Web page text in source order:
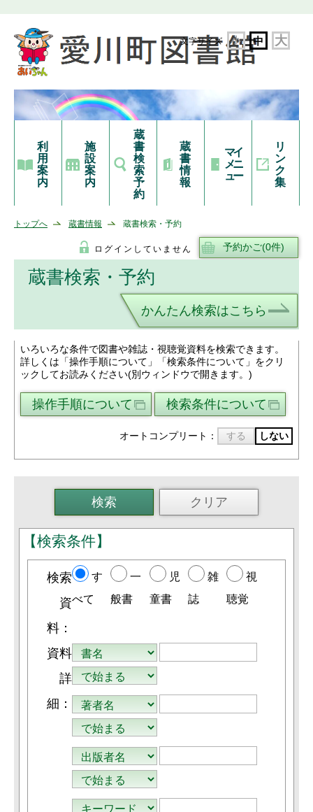
文字サイズ 小 中 大
利
用
案
内
施
設
案
内
蔵
書
検
索
予
約
蔵
書
情
報
マイ
メニ
ュー
リ
ン
ク
集
トップへ 蔵書情報 蔵書検索・予約
ログインしていません
蔵書検索・予約
かんたん検索はこちら
いろいろな条件で図書や雑誌・視聴覚資料を検索できます。
詳しくは「操作手順について」「検索条件について」をクリ
ックしてお読みください(別ウィンドウで開きます。)
操作手順について 検索条件について
オートコンプリート： する しない
【検索条件】
検索
資
料：
す
べて
一
般書
児
童書
雑
誌
視
聴覚
資料
詳
細：